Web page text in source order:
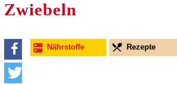
Zwiebeln
teilen
Nährstoffe Rezepte